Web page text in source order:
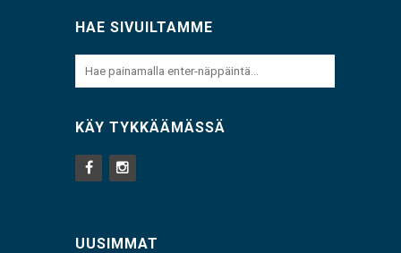
HAE SIVUILTAMME
KÄY TYKKÄÄMÄSSÄ
UUSIMMAT